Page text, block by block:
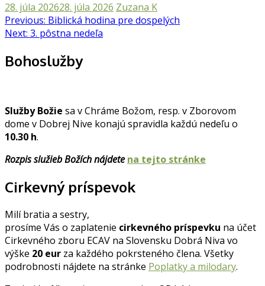
28. júla 202628. júla 2026 Zuzana K
Navigácia
v
článku
Previous: Biblická hodina pre dospelých
Next: 3. pôstna nedeľa
Bohoslužby
Služby Božie sa v Chráme Božom, resp. v Zborovom
dome v Dobrej Nive konajú spravidla každú nedeľu o
10.30 h.
Rozpis služieb Božích nájdete na tejto stránke
Cirkevný príspevok
Milí bratia a sestry,
prosíme Vás o zaplatenie cirkevného príspevku na účet
Cirkevného zboru ECAV na Slovensku Dobrá Niva vo
výške 20 eur za každého pokrsteného člena. Všetky
podrobnosti nájdete na stránke Poplatky a milodary.